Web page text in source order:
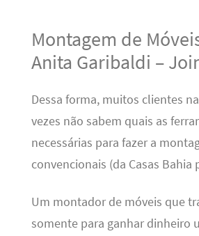
Montagem de
Anita Garibaldi –
Dessa forma, muitos clientes
vezes não sabem quais as
necessárias para fazer a
convencionais (da Casas Bahia
Um montador de móveis que
somente para ganhar dinheiro